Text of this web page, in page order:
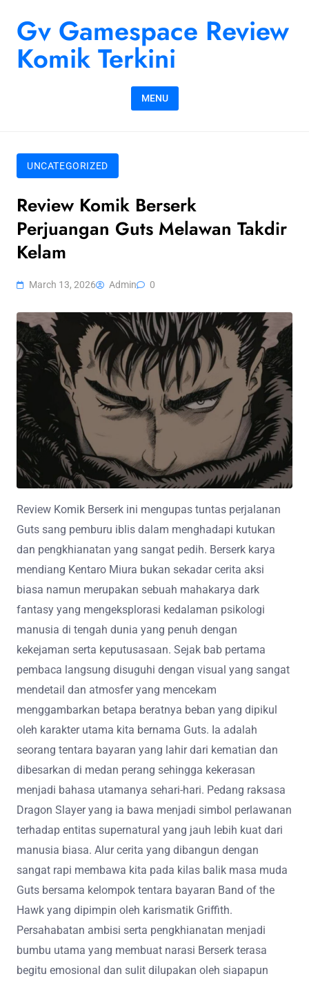
Gv Gamespace Review
Komik Terkini
MENU
UNCATEGORIZED
Review Komik Berserk
Perjuangan Guts Melawan Takdir
Kelam
March 13, 2026 Admin 0
Review Komik Berserk ini mengupas tuntas perjalanan
Guts sang pemburu iblis dalam menghadapi kutukan
dan pengkhianatan yang sangat pedih. Berserk karya
mendiang Kentaro Miura bukan sekadar cerita aksi
biasa namun merupakan sebuah mahakarya dark
fantasy yang mengeksplorasi kedalaman psikologi
manusia di tengah dunia yang penuh dengan
kekejaman serta keputusasaan. Sejak bab pertama
pembaca langsung disuguhi dengan visual yang sangat
mendetail dan atmosfer yang mencekam
menggambarkan betapa beratnya beban yang dipikul
oleh karakter utama kita bernama Guts. Ia adalah
seorang tentara bayaran yang lahir dari kematian dan
dibesarkan di medan perang sehingga kekerasan
menjadi bahasa utamanya sehari-hari. Pedang raksasa
Dragon Slayer yang ia bawa menjadi simbol perlawanan
terhadap entitas supernatural yang jauh lebih kuat dari
manusia biasa. Alur cerita yang dibangun dengan
sangat rapi membawa kita pada kilas balik masa muda
Guts bersama kelompok tentara bayaran Band of the
Hawk yang dipimpin oleh karismatik Griffith.
Persahabatan ambisi serta pengkhianatan menjadi
bumbu utama yang membuat narasi Berserk terasa
begitu emosional dan sulit dilupakan oleh siapapun